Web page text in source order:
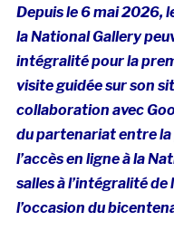
Depuis le 6 mai 2026,
la National Gallery
intégralité pour la
visite guidée sur son
collaboration avec
du partenariat entre
l’accès en ligne à la
salles à l’intégralité
l’occasion du